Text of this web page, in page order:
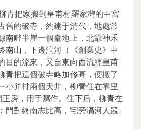
青把家搬到皇甫村羅家灣的中宮
舊的破寺，約建于清代，地處常
南畔半崖一個臺地上，北靠神禾
南山，下邊滈河（《創業史》中
目的流來，又自東向西流經皇甫
青把這個破寺略加修葺，便搬了
小并排兩個天井，柳青住在靠里
房，用于寫作。住下后，柳青在
門對終南志比高，宅旁滈河人競